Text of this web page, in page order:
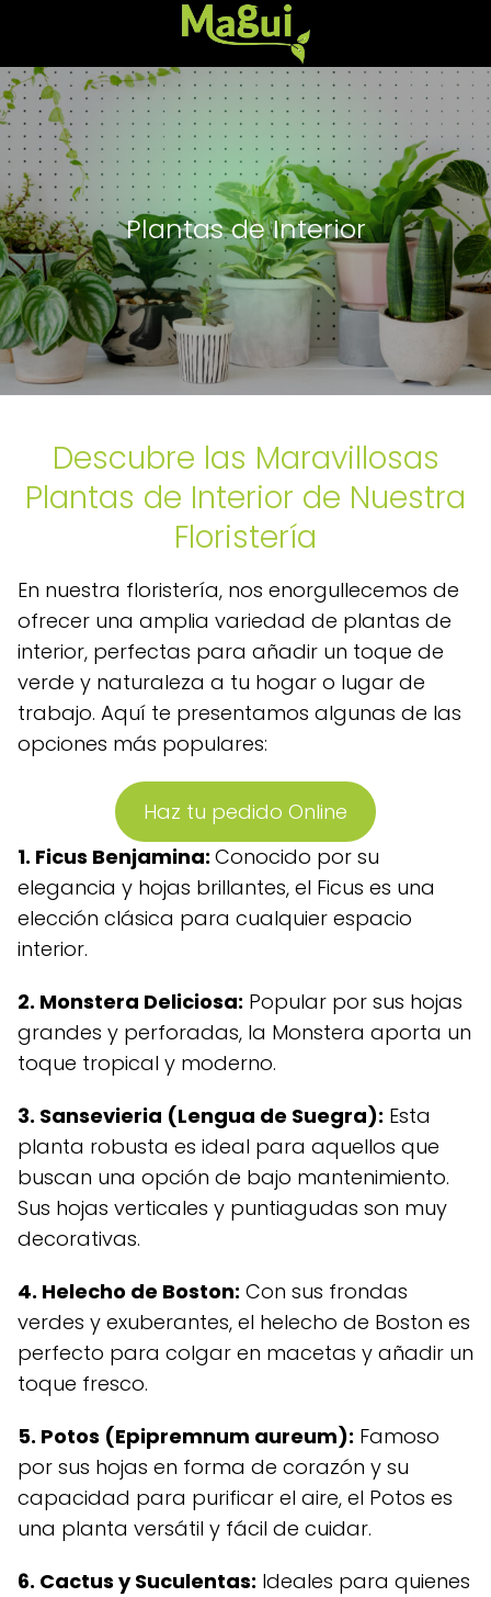
Plantas de Interior
Descubre las Maravillosas
Plantas de Interior de Nuestra
Floristería
En nuestra floristería, nos enorgullecemos de
ofrecer una amplia variedad de plantas de
interior, perfectas para añadir un toque de
verde y naturaleza a tu hogar o lugar de
trabajo. Aquí te presentamos algunas de las
opciones más populares:
Haz tu pedido Online
1. Ficus Benjamina: Conocido por su
elegancia y hojas brillantes, el Ficus es una
elección clásica para cualquier espacio
interior.
2. Monstera Deliciosa: Popular por sus hojas
grandes y perforadas, la Monstera aporta un
toque tropical y moderno.
3. Sansevieria (Lengua de Suegra): Esta
planta robusta es ideal para aquellos que
buscan una opción de bajo mantenimiento.
Sus hojas verticales y puntiagudas son muy
decorativas.
4. Helecho de Boston: Con sus frondas
verdes y exuberantes, el helecho de Boston es
perfecto para colgar en macetas y añadir un
toque fresco.
5. Potos (Epipremnum aureum): Famoso
por sus hojas en forma de corazón y su
capacidad para purificar el aire, el Potos es
una planta versátil y fácil de cuidar.
6. Cactus y Suculentas: Ideales para quienes